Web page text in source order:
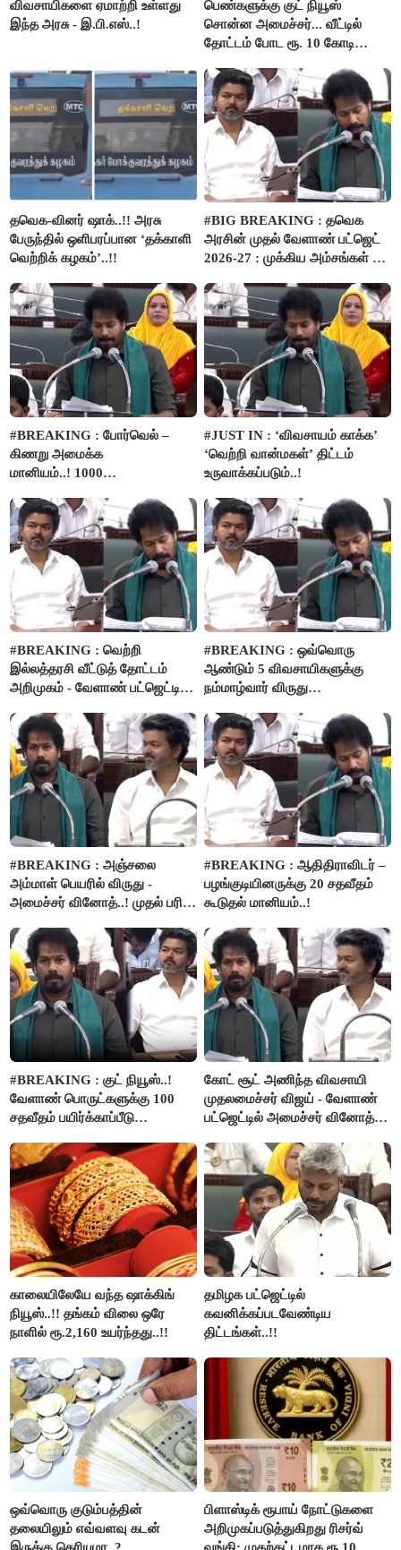
விவசாயிகளை ஏமாற்றி உள்ளது
இந்த அரசு - இ.பி.எஸ்..!
பெண்களுக்கு குட் நியூஸ்
சொன்ன அமைச்சர்... வீட்டில்
தோட்டம் போட ரூ. 10 கோடி
தவெக-வினர் ஷாக்..!! அரசு
பேருந்தில் ஒளிபரப்பான ‘தக்காளி
வெற்றிக் கழகம்’..!!
#BIG BREAKING : தவெக
அரசின் முதல் வேளாண் பட்ஜெட்
2026-27 : முக்கிய அம்சங்கள் ஓர்
#BREAKING : போர்வெல் –
கிணறு அமைக்க
மானியம்..! 1000
பம்புசெட் வழங்கப்படும்..!
#JUST IN : ‘விவசாயம் காக்க’
‘வெற்றி வான்மகள்’ திட்டம்
உருவாக்கப்படும்..!
#BREAKING : வெற்றி
இல்லத்தரசி வீட்டுத் தோட்டம்
அறிமுகம் - வேளாண் பட்ஜெட்டில்
#BREAKING : ஒவ்வொரு
ஆண்டும் 5 விவசாயிகளுக்கு
நம்மாழ்வார் விருது
#BREAKING : அஞ்சலை
அம்மாள் பெயரில் விருது -
அமைச்சர் வினோத்..! முதல் பரிசு
#BREAKING : ஆதிதிராவிடர் –
பழங்குடியினருக்கு 20 சதவீதம்
கூடுதல் மானியம்..!
#BREAKING : குட் நியூஸ்..!
வேளாண் பொருட்களுக்கு 100
சதவீதம் பயிர்க்காப்பீடு
வினோத்..!
கோட் சூட் அணிந்த விவசாயி
முதலமைச்சர் விஜய் - வேளாண்
பட்ஜெட்டில் அமைச்சர் வினோத்
காலையிலேயே வந்த ஷாக்கிங்
நியூஸ்..!! தங்கம் விலை ஒரே
நாளில் ரூ.2,160 உயர்ந்தது..!!
தமிழக பட்ஜெட்டில்
கவனிக்கப்படவேண்டிய
திட்டங்கள்..!!
ஒவ்வொரு குடும்பத்தின்
தலையிலும் எவ்வளவு கடன்
பிளாஸ்டிக் ரூபாய் நோட்டுகளை
அறிமுகப்படுத்துகிறது ரிசர்வ்